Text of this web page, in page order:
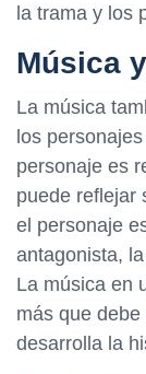
la trama y los
Música
La música
los
personaje es
puede reflejar
el personaje
antagonista,
La música en
más que
desarrolla la